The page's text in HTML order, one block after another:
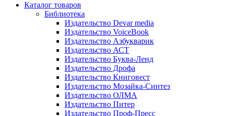
Каталог товаров
Библиотека
Издательство Devar media
Издательство VoiceBook
Издательство Азбукварик
Издательство АСТ
Издательство Буква-Ленд
Издательство Дрофа
Издательство Книговест
Издательство Мозайка-Синтез
Издательство ОЛМА
Издательство Питер
Издательство Проф-Пресс